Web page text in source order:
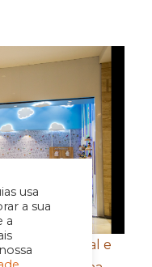
usa
a sua
a
internacional e